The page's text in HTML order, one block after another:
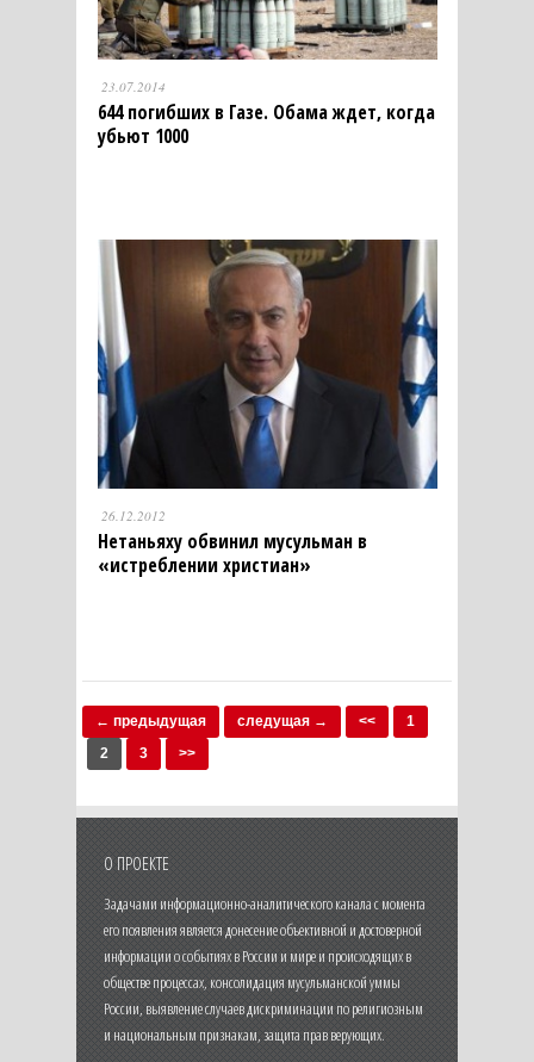
23.07.2014
644 погибших в Газе. Обама ждет, когда
убьют 1000
26.12.2012
Нетаньяху обвинил мусульман в
«истреблении христиан»
← предыдущая следущая → <<
1
2
3 >>
О ПРОЕКТЕ
Задачами информационно-аналитического канала с момента
его появления является донесение объективной и достоверной
информации о событиях в России и мире и происходящих в
обществе процессах, консолидация мусульманской уммы
России, выявление случаев дискриминации по религиозным
и национальным признакам, защита прав верующих.